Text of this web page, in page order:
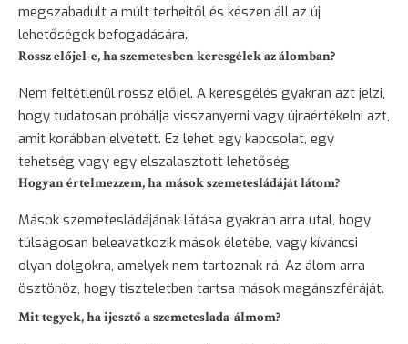
megszabadult a múlt terheitől és készen áll az új
lehetőségek befogadására.
Rossz előjel-e, ha szemetesben keresgélek az álomban?
Nem feltétlenül rossz előjel. A keresgélés gyakran azt jelzi,
hogy tudatosan próbálja visszanyerni vagy újraértékelni azt,
amit korábban elvetett. Ez lehet egy kapcsolat, egy
tehetség vagy egy elszalasztott lehetőség.
Hogyan értelmezzem, ha mások szemetesládáját látom?
Mások szemetesládájának látása gyakran arra utal, hogy
túlságosan beleavatkozik mások életébe, vagy kíváncsi
olyan dolgokra, amelyek nem tartoznak rá. Az álom arra
ösztönöz, hogy tiszteletben tartsa mások magánszféráját.
Mit tegyek, ha ijesztő a szemeteslada-álmom?